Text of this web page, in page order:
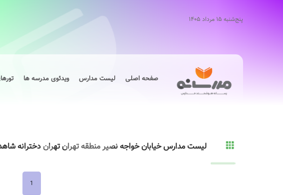
پنج‌شنبه ۱۵ مرداد ۱۴۰۵
صفحه اصلی لیست مدارس ویدئوی مدرسه ها
لیست مدارس خیابان خواجه نصیر منطقه تهران تهران دخترانه
1